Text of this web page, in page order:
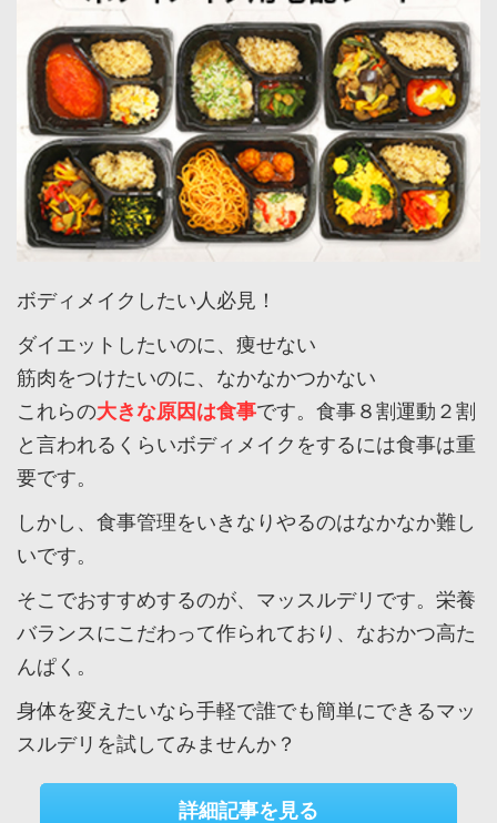
ボディメイクしたい人必見！
ダイエットしたいのに、痩せない
筋肉をつけたいのに、なかなかつかない
これらの大きな原因は食事です。食事８割運動２割
と言われるくらいボディメイクをするには食事は重
要です。
しかし、食事管理をいきなりやるのはなかなか難し
いです。
そこでおすすめするのが、マッスルデリです。栄養
バランスにこだわって作られており、なおかつ高た
んぱく。
身体を変えたいなら手軽で誰でも簡単にできるマッ
スルデリを試してみませんか？
詳細記事を見る